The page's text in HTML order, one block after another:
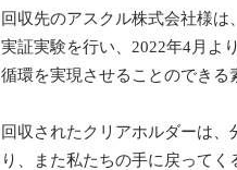
回収先のアスクル株式会社様
実証実験を行い、2022年4月より
循環を実現させることのできる
回収されたクリアホルダーは
り、また私たちの手に戻ってく